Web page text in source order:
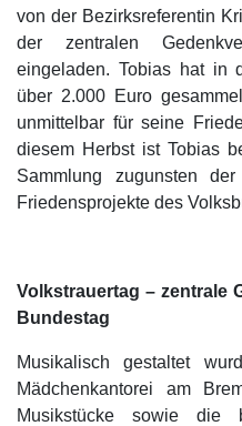
von der Bezirksreferentin
der zentralen
eingeladen. Tobias hat in
über 2.000 Euro
unmittelbar für seine
diesem Herbst ist Tobias
Sammlung zugunsten
Friedensprojekte des
Volkstrauertag – zentrale
Bundestag
Musikalisch gestaltet
Mädchenkantorei am
Musikstücke sowie die